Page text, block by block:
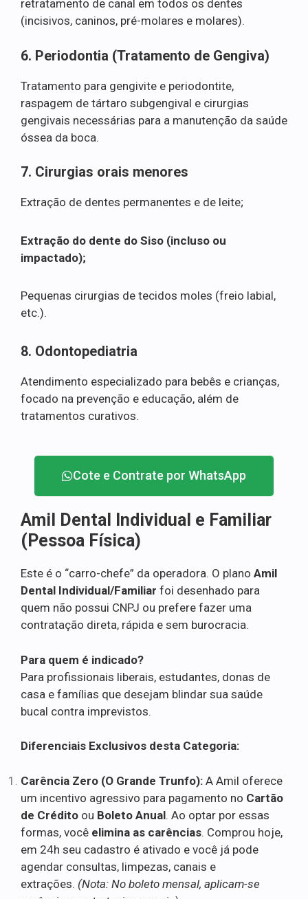
retratamento de canal em todos os dentes
(incisivos, caninos, pré-molares e molares).
6. Periodontia (Tratamento de Gengiva)
Tratamento para gengivite e periodontite,
raspagem de tártaro subgengival e cirurgias
gengivais necessárias para a manutenção da saúde
óssea da boca.
7. Cirurgias orais menores
Extração de dentes permanentes e de leite;
Extração do dente do Siso (incluso ou
impactado);
Pequenas cirurgias de tecidos moles (freio labial,
etc.).
8. Odontopediatria
Atendimento especializado para bebês e crianças,
focado na prevenção e educação, além de
tratamentos curativos.
Cote e Contrate por WhatsApp
Amil Dental Individual e Familiar
(Pessoa Física)
Este é o “carro-chefe” da operadora. O plano Amil
Dental Individual/Familiar foi desenhado para
quem não possui CNPJ ou prefere fazer uma
contratação direta, rápida e sem burocracia.
Para quem é indicado?
Para profissionais liberais, estudantes, donas de
casa e famílias que desejam blindar sua saúde
bucal contra imprevistos.
Diferenciais Exclusivos desta Categoria:
Carência Zero (O Grande Trunfo): A Amil oferece
um incentivo agressivo para pagamento no Cartão
de Crédito ou Boleto Anual. Ao optar por essas
formas, você elimina as carências. Comprou hoje,
em 24h seu cadastro é ativado e você já pode
agendar consultas, limpezas, canais e
extrações. (Nota: No boleto mensal, aplicam-se